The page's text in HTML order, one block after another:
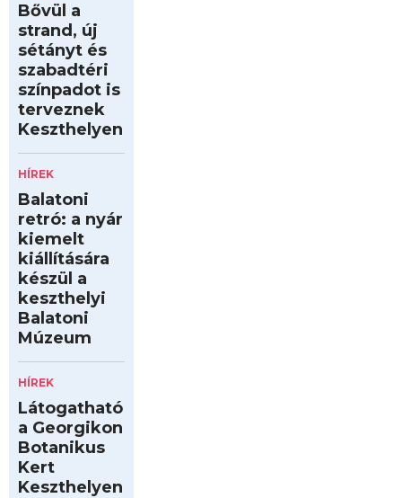
Bővül a
strand, új
sétányt és
szabadtéri
színpadot is
terveznek
Keszthelyen
HÍREK
Balatoni
retró: a nyár
kiemelt
kiállítására
készül a
keszthelyi
Balatoni
Múzeum
HÍREK
Látogatható
a Georgikon
Botanikus
Kert
Keszthelyen